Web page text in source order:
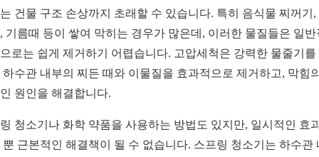
건물 구조 손상까지 초래할 수 있습니다. 특히 음식물 찌꺼기,
기름때 등이 쌓여 막히는 경우가 많은데, 이러한 물질들은 일반
로는 쉽게 제거하기 어렵습니다. 고압세척은 강력한 물줄기를
하수관 내부의 찌든 때와 이물질을 효과적으로 제거하고, 막힘
원인을 해결합니다.
청소기나 화학 약품을 사용하는 방법도 있지만, 일시적인 효
뿐 근본적인 해결책이 될 수 없습니다. 스프링 청소기는 하수관